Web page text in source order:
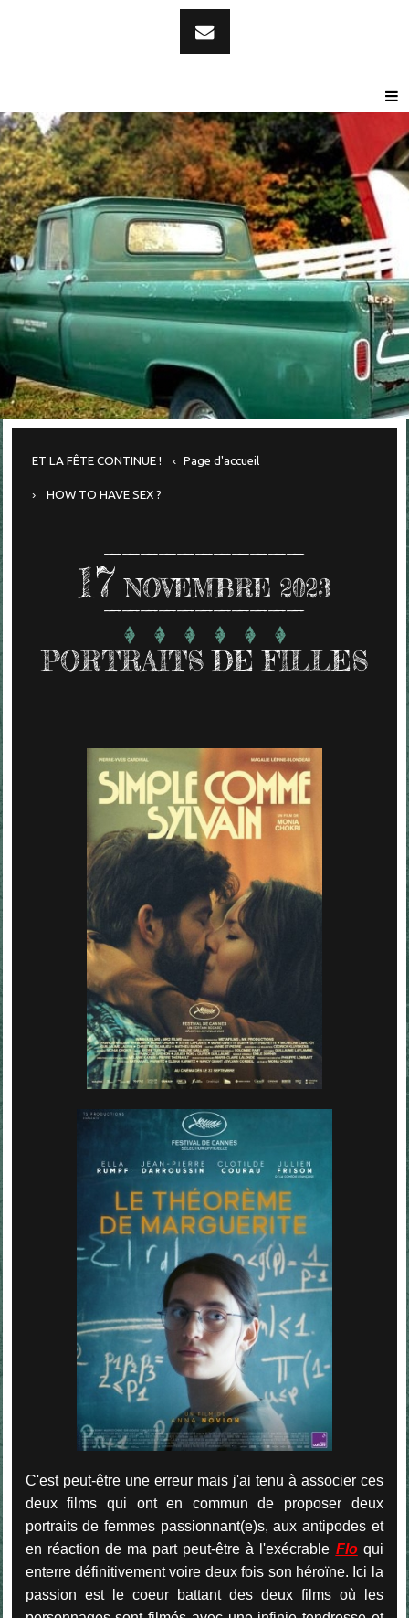
ET LA FÊTE CONTINUE ! Page d'accueil
HOW TO HAVE SEX ?
17 NOVEMBRE 2023
PORTRAITS DE FILLES
C'est peut-être une erreur mais j'ai tenu à associer ces
deux films qui ont en commun de proposer deux
portraits de femmes passionnant(e)s, aux antipodes et
en réaction de ma part peut-être à l'exécrable Floqui
enterre définitivement voire deux fois son héroïne. Ici la
passion est le coeur battant des deux films où les